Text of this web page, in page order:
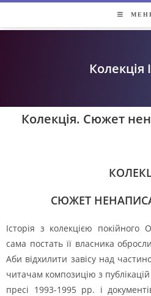
Колекція
Колекція. Сюжет
СЮЖЕТ
Історія з колекцією покійного
сама постать її власника
Аби відхилити завісу над
читачам композицію з публікацій
пресі 1993-1995 рр. і